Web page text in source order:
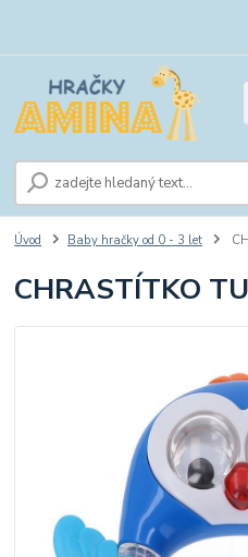
Úvod Baby hračky od 0 - 3 let
CHRASTÍTKO